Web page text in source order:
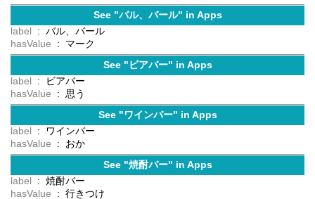
See "バル、バール" in Apps
label
: バル、バール
hasValue
: マーク
See "ビアバー" in Apps
label
: ビアバー
hasValue
: 思う
See "ワインバー" in Apps
label
: ワインバー
hasValue
: おか
See "焼酎バー" in Apps
label
: 焼酎バー
hasValue
: 行きつけ